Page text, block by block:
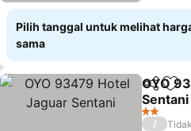
Pilih tanggal untuk melihat
sama
Bagikan
OYO
Sentani
2 Bintang
/